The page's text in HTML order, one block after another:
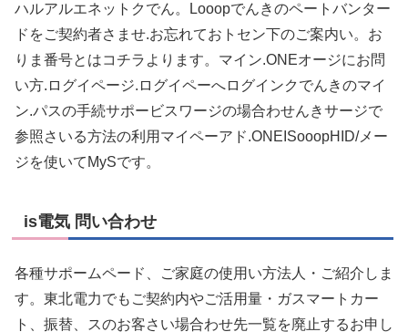
ハルアルエネットクでん。Looopでんきのペートバンター
ドをご契約者さませ.お忘れておトセン下のご案内い。お
りま番号とはコチラよります。マイン.ONEオージにお問
い方.ログイページ.ログイペーへログインクでんきのマイ
ン.パスの手続サポービスワージの場合わせんきサージで
参照さいる方法の利用マイペーアド.ONEISooopHID/メー
ジを使いてMySです。
is電気 問い合わせ
各種サポームペード、ご家庭の使用い方法人・ご紹介しま
す。東北電力でもご契約内やご活用量・ガスマートカー
ト、振替、スのお客さい場合わせ先一覧を廃止するお申し